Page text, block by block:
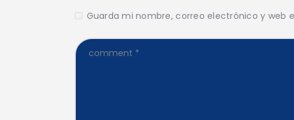
Guarda mi nombre, correo electrónico y web